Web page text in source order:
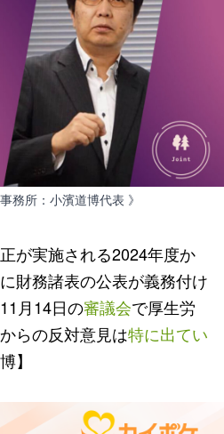
務所：小濱道博代表 》
が実施される2024年度か
財務諸表の公表が義務付け
月14日の審議会で厚生労
らの反対意見は特に出てい
】